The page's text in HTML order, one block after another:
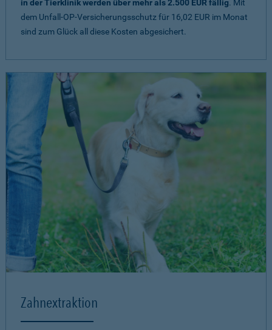
in der Tierklinik werden über mehr als 2.500 EUR fällig. Mit
dem Unfall-OP-Versicherungsschutz für 16,02 EUR im Monat
sind zum Glück all diese Kosten abgesichert.
Zahnextraktion